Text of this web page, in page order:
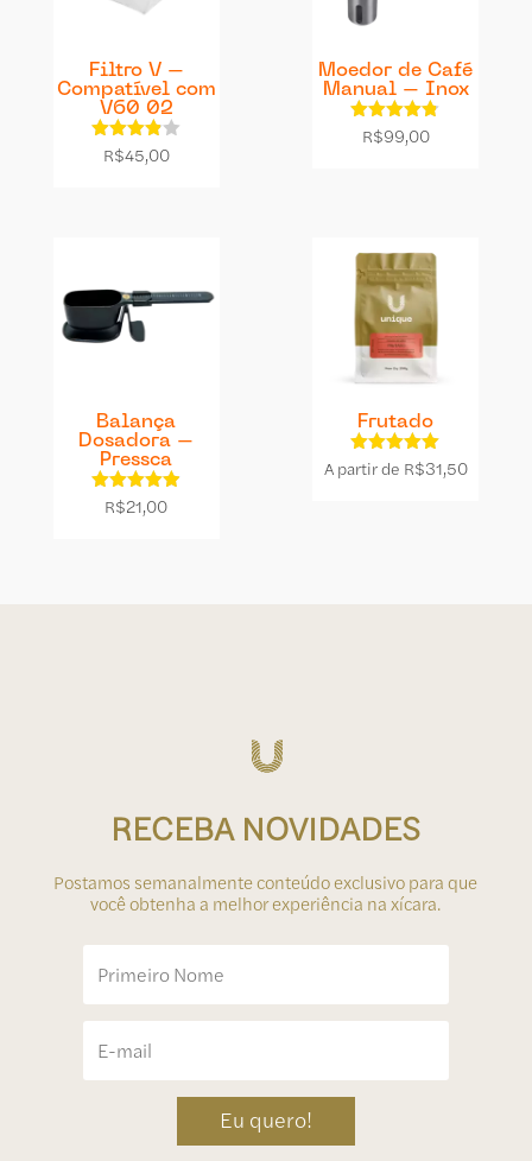
Filtro V –
Compatível com
V60 02
Avaliação
R$45,00
Moedor de Café
Manual – Inox
Avaliação
4.75
R$99,00
Balança
Dosadora –
Pressca
Avaliação
4.87
R$21,00
Frutado
Avaliação
A partir de R$31,50
RECEBA NOVIDADES
Postamos semanalmente conteúdo exclusivo para que
você obtenha a melhor experiência na xícara.
Eu quero!